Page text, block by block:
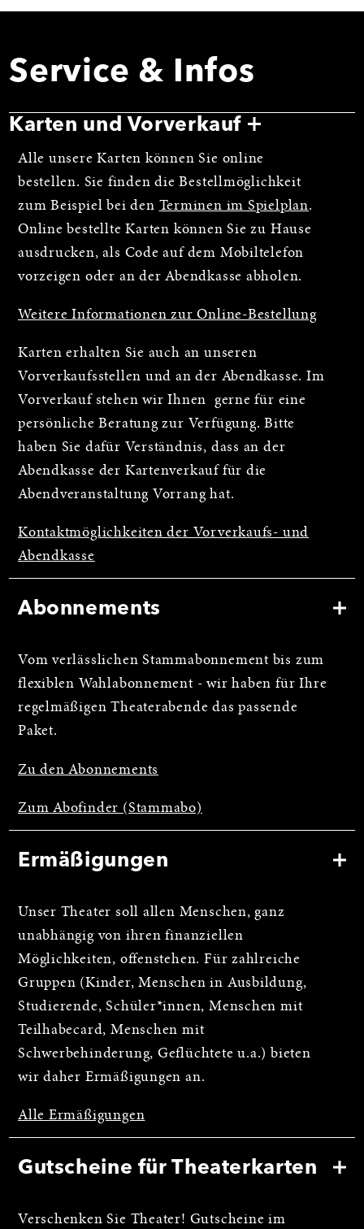
Service & Infos
Karten und Vorverkauf
Alle unsere Karten können Sie online
bestellen. Sie finden die Bestellmöglichkeit
zum Beispiel bei den Terminen im Spielplan.
Online bestellte Karten können Sie zu Hause
ausdrucken, als Code auf dem Mobiltelefon
vorzeigen oder an der Abendkasse abholen.
Weitere Informationen zur Online-Bestellung
Karten erhalten Sie auch an unseren
Vorverkaufsstellen und an der Abendkasse. Im
Vorverkauf stehen wir Ihnen gerne für eine
persönliche Beratung zur Verfügung. Bitte
haben Sie dafür Verständnis, dass an der
Abendkasse der Kartenverkauf für die
Abendveranstaltung Vorrang hat.
Kontaktmöglichkeiten der Vorverkaufs- und
Abendkasse
Abonnements
Vom verlässlichen Stammabonnement bis zum
flexiblen Wahlabonnement - wir haben für Ihre
regelmäßigen Theaterabende das passende
Paket.
Zu den Abonnements
Zum Abofinder (Stammabo)
Ermäßigungen
Unser Theater soll allen Menschen, ganz
unabhängig von ihren finanziellen
Möglichkeiten, offenstehen. Für zahlreiche
Gruppen (Kinder, Menschen in Ausbildung,
Studierende, Schüler*innen, Menschen mit
Teilhabecard, Menschen mit
Schwerbehinderung, Geflüchtete u.a.) bieten
wir daher Ermäßigungen an.
Alle Ermäßigungen
Gutscheine für Theaterkarten
Verschenken Sie Theater! Gutscheine im